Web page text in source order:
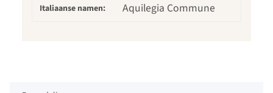
Italiaanse namen: Aquilegia Commune